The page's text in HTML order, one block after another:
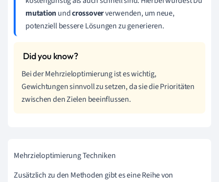
mutationundcrossoververwenden, um neue,
potenziell bessere Lösungen zu generieren.
Bei der Mehrzieloptimierung ist es wichtig,
Gewichtungen sinnvoll zu setzen, da sie die Prioritäten
zwischen den Zielen beeinflussen.
Mehrzieloptimierung Techniken
Zusätzlich zu den Methoden gibt es eine Reihe von